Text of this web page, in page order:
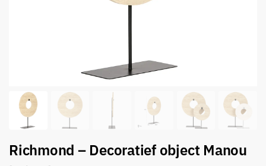
Richmond – Decoratief object Manou